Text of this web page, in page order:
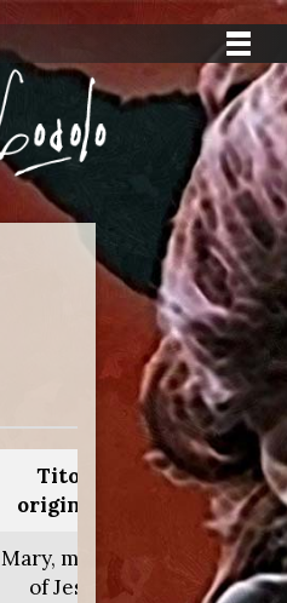
Titolo
originale:
Mary, mother
of Jesus